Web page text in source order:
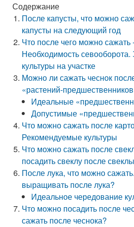
Содержание
После капусты, что можно
капусты на следующий год
Что после чего можно сажать
Необходимость
культуры на участке
Можно ли сажать чеснок
«растений-
Идеальные
Допустимые
Что можно сажать после
Рекомендуемые культуры
Что можно сажать после
посадить свеклу после
После лука, что можно
выращивать после лука?
Идеальное чередование
Что можно посадить после
сажать после чеснока?